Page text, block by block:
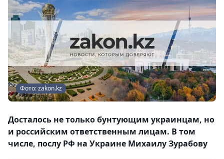
Фото: zakon.kz
Досталось не только бунтующим украинцам, но
и российским ответственным лицам. В том
числе, послу РФ на Украине Михаилу Зурабову